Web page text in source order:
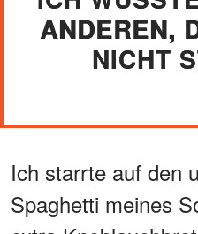
ANDEREN,
NICHT
Ich starrte auf den
Spaghetti meines